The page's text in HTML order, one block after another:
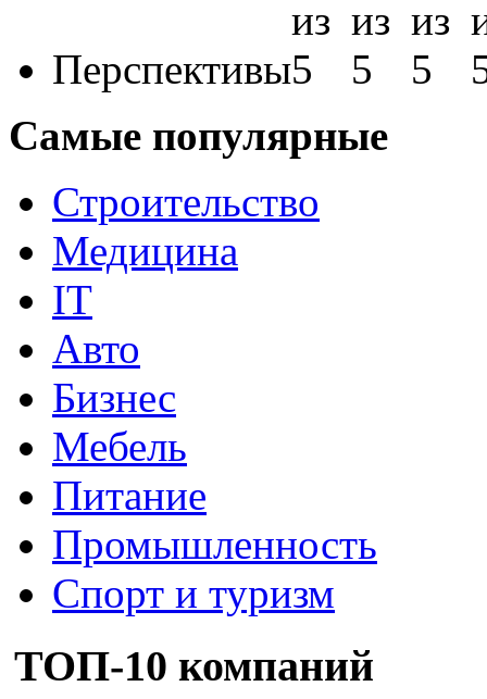
Перспективы
Самые популярные
Строительство
Медицина
IT
Авто
Бизнес
Мебель
Питание
Промышленность
Спорт и туризм
ТОП-10 компаний